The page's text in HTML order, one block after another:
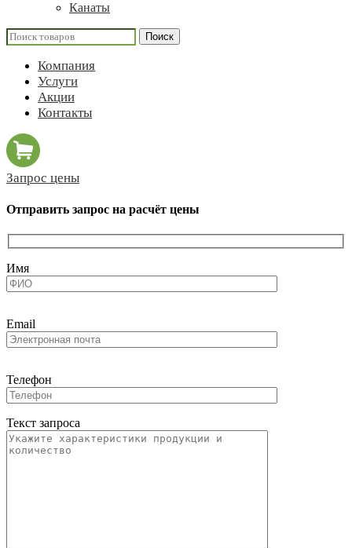
Канаты
Поиск
Компания
Услуги
Акции
Контакты
Запрос цены
Отправить запрос на расчёт цены
Имя
Email
Телефон
Текст запроса